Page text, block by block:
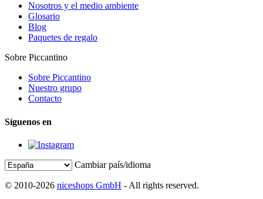
Nosotros y el medio ambiente
Glosario
Blog
Paquetes de regalo
Sobre Piccantino
Sobre Piccantino
Nuestro grupo
Contacto
Síguenos en
Cambiar país/idioma
© 2010-2026 niceshops GmbH - All rights reserved.